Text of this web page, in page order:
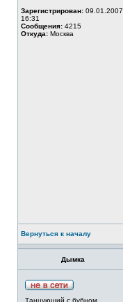
Зарегистрирован: 09.01.2007
16:31
Сообщения: 4215
Откуда: Москва
Вернуться к началу
Дымка
Танцующий с бубном